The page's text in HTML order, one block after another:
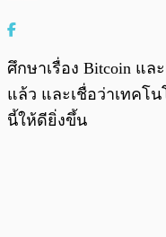
ศึกษาเรื่อง Bitcoin แล
แล้ว และเชื่อว่าเทคโ
นี้ให้ดียิ่งขึ้น